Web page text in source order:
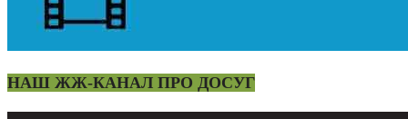
НАШ ЖЖ-КАНАЛ ПРО ДОСУГ